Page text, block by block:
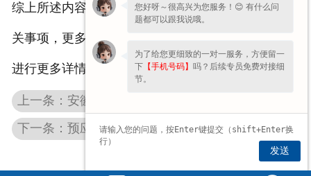
综上所述内容是混凝土双T板生产厂家为你分享的相
关事项，更多混凝土双T板讯息欢迎锁定我司网站来
进行更多详情了解！
上一条：安徽混凝土双T板选购注意事项有哪些
下一条：预应力混凝土构件常用强度等级与适用场景
您好呀～很高兴为您服务！😊 有什么问
题都可以跟我说哦。
为了给您更细致的一对一服务，方便留一
下 【手机号码】 吗？后续专员免费对接细
节。
发送